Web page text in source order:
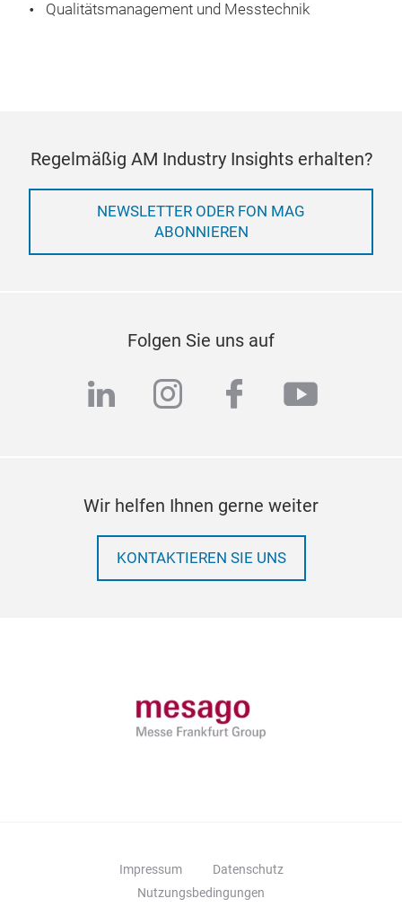
Qualitätsmanagement und Messtechnik
Regelmäßig AM Industry Insights erhalten?
NEWSLETTER ODER FON MAG
ABONNIEREN
Folgen Sie uns auf
linkedininstagram
facebook
Wir helfen Ihnen gerne weiter
KONTAKTIEREN SIE UNS
Impressum
Datenschutz
Nutzungsbedingungen